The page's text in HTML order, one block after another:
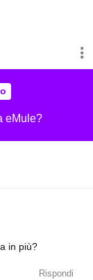
eMule?
in più?
Rispondi